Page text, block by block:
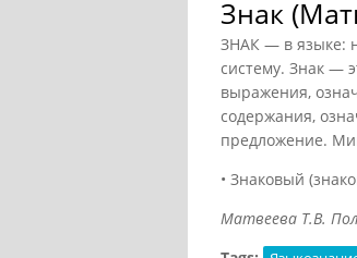
Знак
ЗНАК — в языке:
систему. Знак —
выражения,
содержания,
предложение.
• Знаковый
Матвеева Т.В.